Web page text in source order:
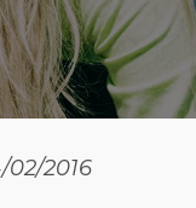
02/2016